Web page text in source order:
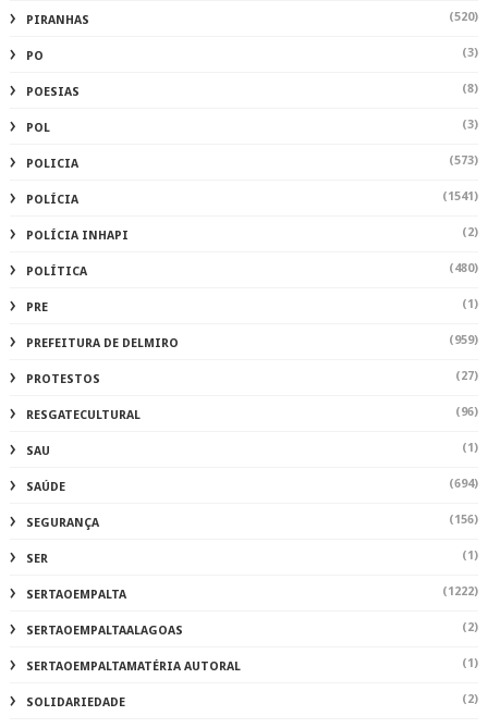
PIRANHAS (520)
PO (3)
POESIAS (8)
POL (3)
POLICIA (573)
POLÍCIA (1541)
POLÍCIA INHAPI (2)
POLÍTICA (480)
PRE (1)
PREFEITURA DE DELMIRO (959)
PROTESTOS (27)
RESGATECULTURAL (96)
SAU (1)
SAÚDE (694)
SEGURANÇA (156)
SER (1)
SERTAOEMPALTA (1222)
SERTAOEMPALTAALAGOAS (2)
SERTAOEMPALTAMATÉRIA AUTORAL (1)
SOLIDARIEDADE (2)